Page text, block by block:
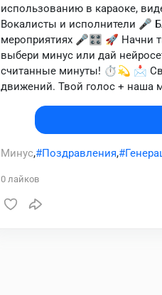
использованию в караоке,
Вокалисты и исполнители 🎤
мероприятиях 🎤🎛️ 🚀 Начни
выбери минус или дай
считанные минуты! ⏱️💫 📩
движений. Твой голос + наша
Минус, Поздравления,
0 лайков